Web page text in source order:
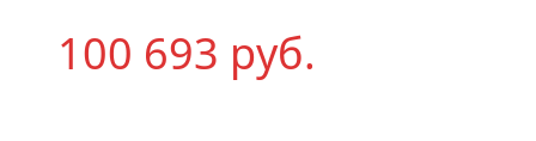
100 693 руб.